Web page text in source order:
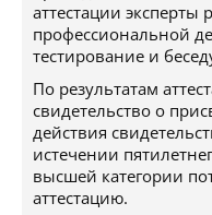
аттестации эксперты
профессиональной
тестирование и
По результатам
свидетельство о
действия
истечении
высшей категории
аттестацию.